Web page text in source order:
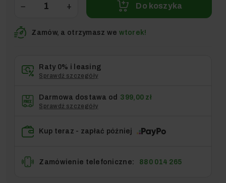
− + Do koszyka
Zamów, a otrzymasz we wtorek!
Raty 0% i leasing
Sprawdź szczegóły
Darmowa dostawa od 399,00 zł
Sprawdź szczegóły
Kup teraz - zapłać później
Zamówienie telefoniczne: 880 014 265